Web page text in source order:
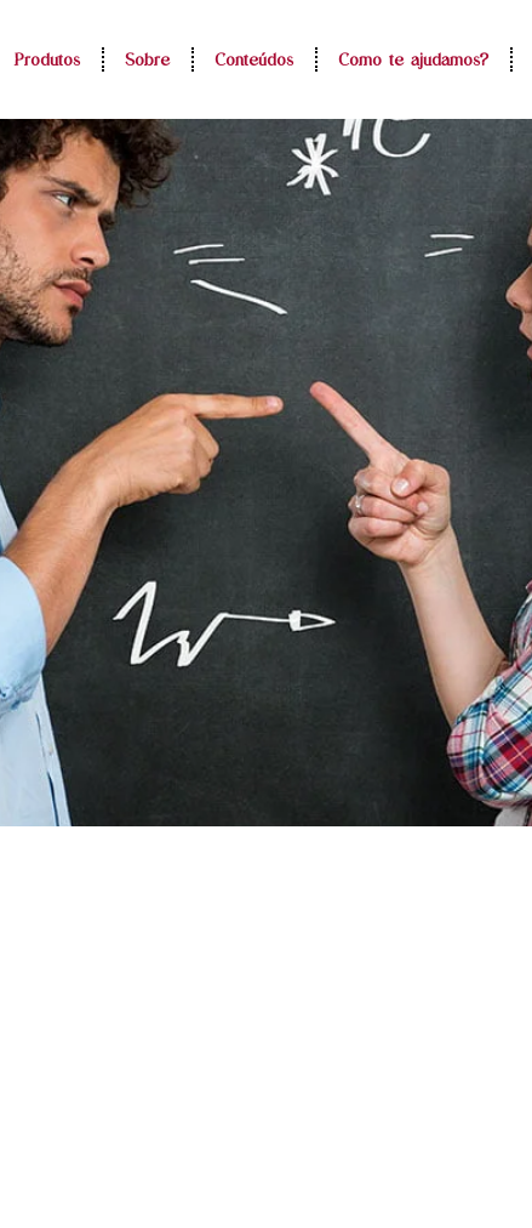
Produtos Sobre Conteúdos Como te ajudamos?